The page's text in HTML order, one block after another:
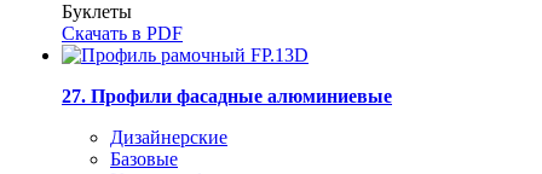
Буклеты
Скачать в PDF
27. Профили фасадные алюминиевые
Дизайнерские
Базовые